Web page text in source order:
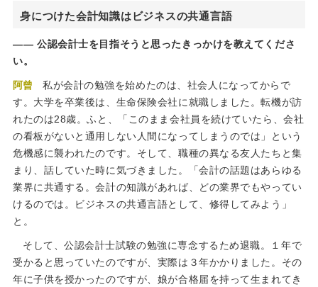
身につけた会計知識はビジネスの共通言語
公認会計士を目指そうと思ったきっかけを教えてくださ
い。
阿曾
私が会計の勉強を始めたのは、社会人になってからで
す。大学を卒業後は、生命保険会社に就職しました。転機が訪
れたのは28歳。ふと、「このまま会社員を続けていたら、会社
の看板がないと通用しない人間になってしまうのでは」という
危機感に襲われたのです。そして、職種の異なる友人たちと集
まり、話していた時に気づきました。「会計の話題はあらゆる
業界に共通する。会計の知識があれば、どの業界でもやってい
けるのでは。ビジネスの共通言語として、修得してみよう」
と。
そして、公認会計士試験の勉強に専念するため退職。１年で
受かると思っていたのですが、実際は３年かかりました。その
年に子供を授かったのですが、娘が合格届を持って生まれてき